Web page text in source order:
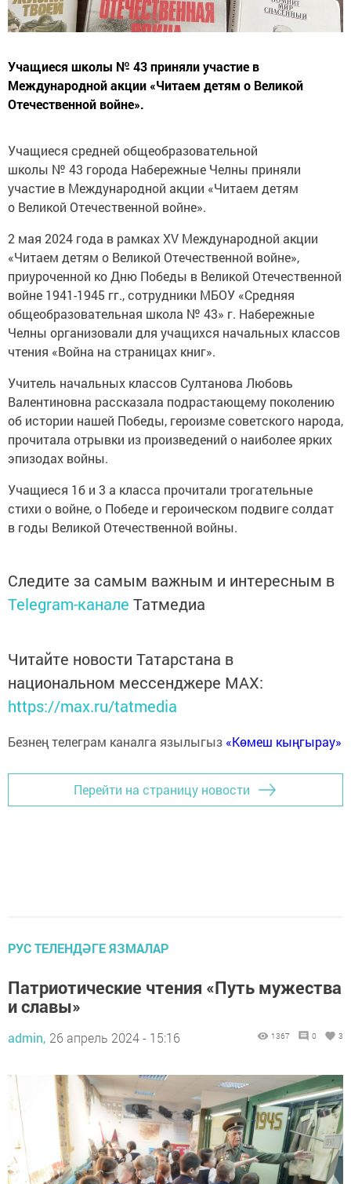
Учащиеся школы № 43 приняли участие в
Международной акции «Читаем детям о Великой
Отечественной войне».
Учащиеся средней общеобразовательной
школы № 43 города Набережные Челны приняли
участие в Международной акции «Читаем детям
о Великой Отечественной войне».
2 мая 2024 года в рамках XV Международной акции
«Читаем детям о Великой Отечественной войне»,
приуроченной ко Дню Победы в Великой Отечественной
войне 1941-1945 гг., сотрудники МБОУ «Средняя
общеобразовательная школа № 43» г. Набережные
Челны организовали для учащихся начальных классов
чтения «Война на страницах книг».
Учитель начальных классов Султанова Любовь
Валентиновна рассказала подрастающему поколению
об истории нашей Победы, героизме советского народа,
прочитала отрывки из произведений о наиболее ярких
эпизодах войны.
Учащиеся 1б и 3 а класса прочитали трогательные
стихи о войне, о Победе и героическом подвиге солдат
в годы Великой Отечественной войны.
Следите за самым важным и интересным в
Telegram-канале Татмедиа
Читайте новости Татарстана в
национальном мессенджере MАХ:
https://max.ru/tatmedia
Безнең телеграм каналга язылыгыз «Көмеш кыңгырау»
Перейти на страницу новости
РУС ТЕЛЕНДӘГЕ ЯЗМАЛАР
Патриотические чтения «Путь мужества
и славы»
admin, 26 апрель 2024 - 15:16 1367 0 3